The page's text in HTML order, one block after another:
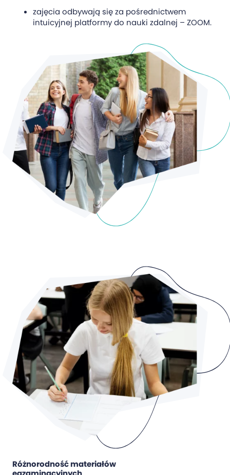
zajęcia odbywają się za pośrednictwem
intuicyjnej platformy do nauki zdalnej – ZOOM.
Różnorodność materiałów